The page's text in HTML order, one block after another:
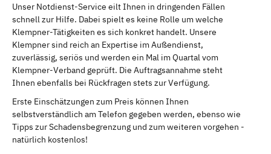
Unser Notdienst-Service eilt Ihnen in dringenden Fällen
schnell zur Hilfe. Dabei spielt es keine Rolle um welche
Klempner-Tätigkeiten es sich konkret handelt. Unsere
Klempner sind reich an Expertise im Außendienst,
zuverlässig, seriös und werden ein Mal im Quartal vom
Klempner-Verband geprüft. Die Auftragsannahme steht
Ihnen ebenfalls bei Rückfragen stets zur Verfügung.
Erste Einschätzungen zum Preis können Ihnen
selbstverständlich am Telefon gegeben werden, ebenso wie
Tipps zur Schadensbegrenzung und zum weiteren vorgehen -
natürlich kostenlos!